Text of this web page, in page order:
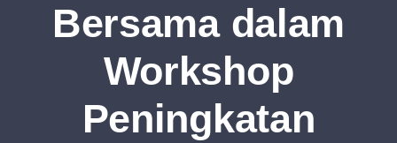
Bersama dalam
Workshop
Peningkatan